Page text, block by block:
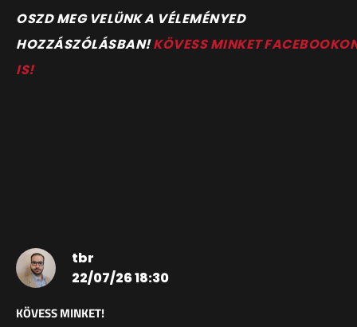
OSZD MEG VELÜNK A VÉLEMÉNYED
HOZZÁSZÓLÁSBAN!KÖVESS MINKET
IS!
tbr
22/07/26 18:30
KÖVESS MINKET!